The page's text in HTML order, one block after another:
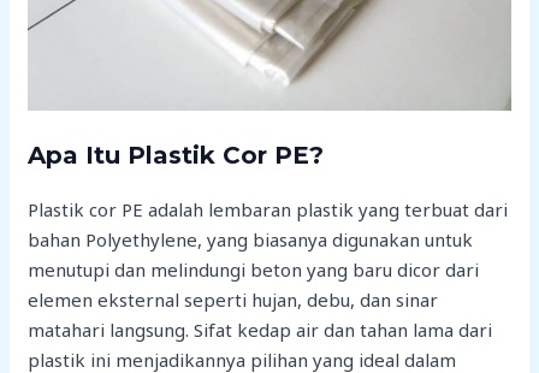
Apa Itu Plastik Cor PE?
Plastik cor PE adalah lembaran plastik yang terbuat dari
bahan Polyethylene, yang biasanya digunakan untuk
menutupi dan melindungi beton yang baru dicor dari
elemen eksternal seperti hujan, debu, dan sinar
matahari langsung. Sifat kedap air dan tahan lama dari
plastik ini menjadikannya pilihan yang ideal dalam